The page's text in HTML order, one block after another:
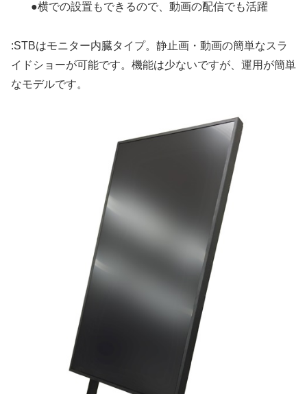
●横での設置もできるので、動画の配信でも活躍
:STBはモニター内臓タイプ。静止画・動画の簡単なスラ
イドショーが可能です。機能は少ないですが、運用が簡単
なモデルです。